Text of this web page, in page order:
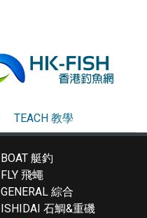
TEACH 教學
BOAT 艇釣
FLY 飛蠅
GENERAL 綜合
ISHIDAI 石鯛&重磯